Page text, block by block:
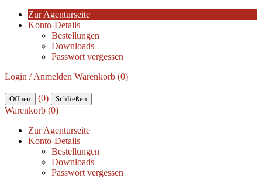
Zur Agenturseite
Konto-Details
Bestellungen
Downloads
Passwort vergessen
Login / Anmelden Warenkorb (0)
Öffnen (0) Schließen
Warenkorb (0)
Zur Agenturseite
Konto-Details
Bestellungen
Downloads
Passwort vergessen